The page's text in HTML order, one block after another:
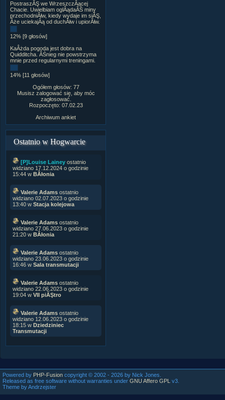
PostraszĂŞ we WrzeszczÂącej
Chacie. Uwielbiam oglÂądaĂŚ miny
przechodniĂłw, kiedy wydaje im siĂŞ,
Âże uciekajÂą od duchĂłw i upiorĂłw.
12% [9 głosów]
KaÂżda pogoda jest dobra na
Quidditcha. ÂŚnieg nie powstrzyma
mnie przed regularnymi treningami.
14% [11 głosów]
Ogółem głosów: 77
Musisz zalogować się, aby móc
zagłosować.
Rozpoczęto: 07.02.23
Archiwum ankiet
Ostatnio w Hogwarcie
[P]Louise Lainey ostatnio
widziano 17.12.2024 o godzinie
15:44 w BÂłonia
Valerie Adams ostatnio
widziano 02.07.2023 o godzinie
13:40 w Stacja kolejowa
Valerie Adams ostatnio
widziano 27.06.2023 o godzinie
21:20 w BÂłonia
Valerie Adams ostatnio
widziano 23.06.2023 o godzinie
16:46 w Sala transmutacji
Valerie Adams ostatnio
widziano 22.06.2023 o godzinie
19:04 w VII piĂŞtro
Valerie Adams ostatnio
widziano 12.06.2023 o godzinie
18:15 w Dziedziniec
Transmutacji
Powered by PHP-Fusion copyright © 2002 - 2026 by Nick Jones.
Released as free software without warranties under GNU Affero GPL
v3.
Theme by Andrzejster